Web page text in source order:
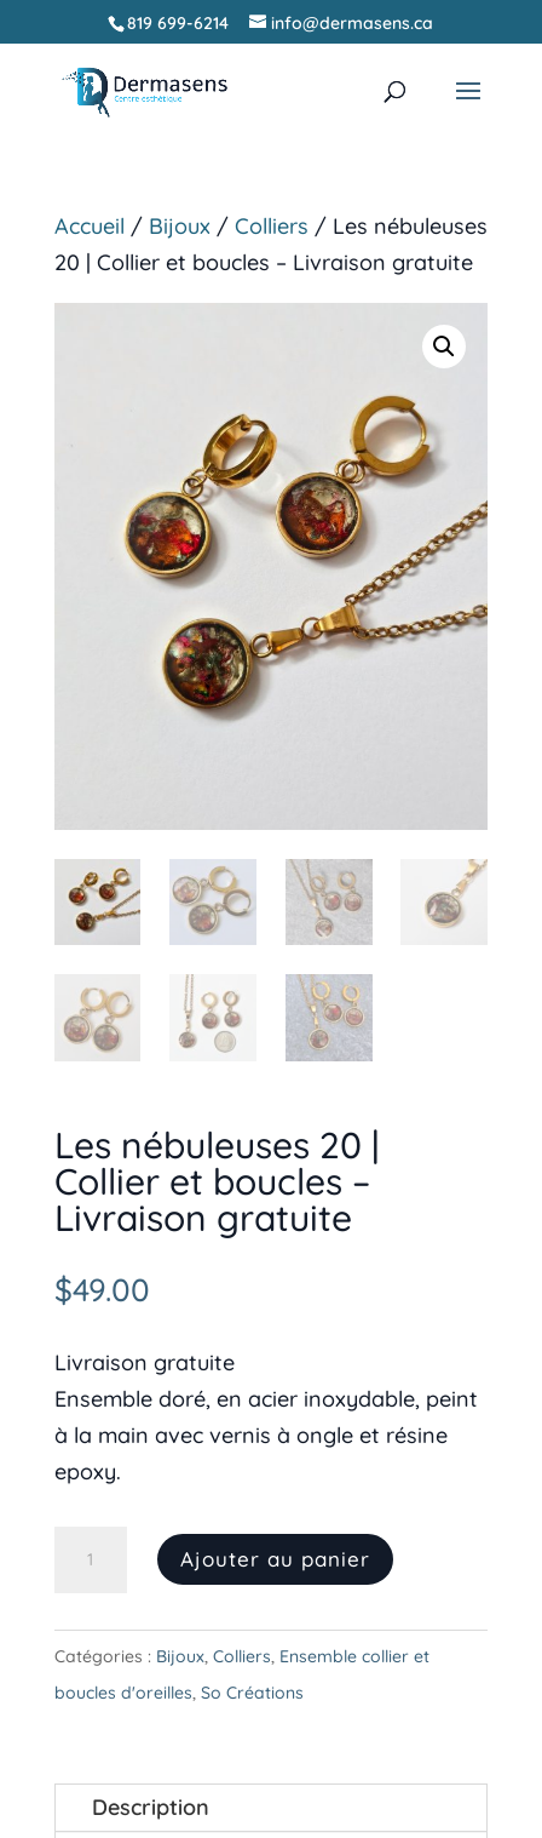
819 699-6214 info@dermasens.ca
Accueil / Bijoux/ Colliers / Les nébuleuses
20 | Collier et boucles – Livraison gratuite
Les nébuleuses 20 |
Collier et boucles –
Livraison gratuite
$49.00
Livraison gratuite
Ensemble doré, en acier inoxydable, peint
à la main avec vernis à ongle et résine
epoxy.
nébuleuses
20
Ajouter au panier
Catégories : Bijoux, Colliers, Ensemble collier et
boucles d'oreilles, So Créations
Description